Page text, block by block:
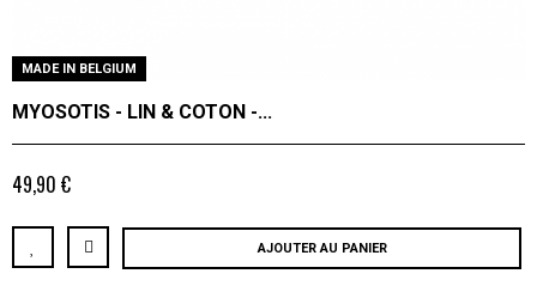
MADE IN BELGIUM
MYOSOTIS - LIN & COTON -...
49,90 €
AJOUTER AU PANIER